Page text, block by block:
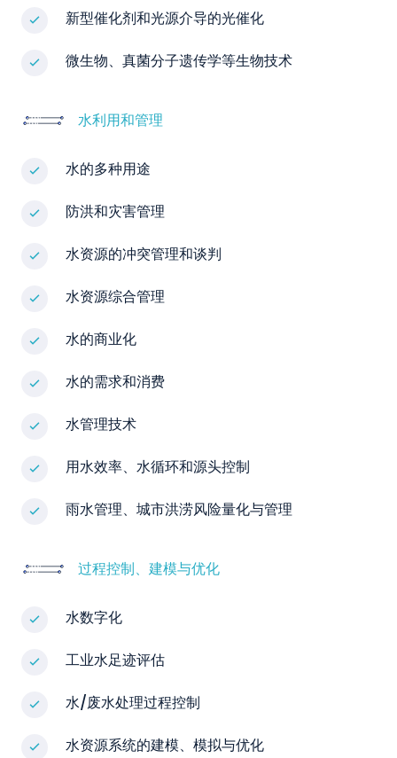
新型催化剂和光源介导的光催化
微生物、真菌分子遗传学等生物技术
水利用和管理
水的多种用途
防洪和灾害管理
水资源的冲突管理和谈判
水资源综合管理
水的商业化
水的需求和消费
水管理技术
用水效率、水循环和源头控制
雨水管理、城市洪涝风险量化与管理
过程控制、建模与优化
水数字化
工业水足迹评估
水/废水处理过程控制
水资源系统的建模、模拟与优化